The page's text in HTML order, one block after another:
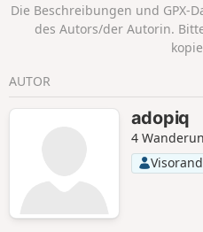
Ringeltaubenjagd.
Die Beschreibungen und GPX-
des Autors/der Autorin.
AUTOR
adopiq
4